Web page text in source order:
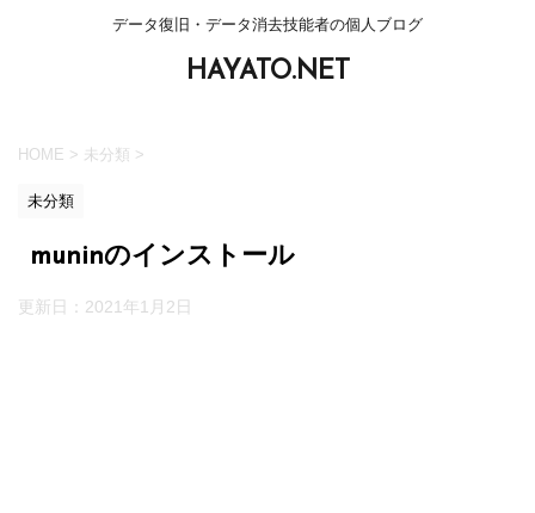
データ復旧・データ消去技能者の個人ブログ
HAYATO.NET
HOME > 未分類 >
未分類
muninのインストール
更新日： 2021年1月2日